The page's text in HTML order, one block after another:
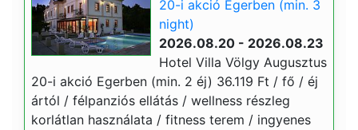
20-i akció Egerben (min. 3
night)
2026.08.20 - 2026.08.23
Hotel Villa Völgy Augusztus
20-i akció Egerben (min. 2 éj) 36.119 Ft / fő / éj
ártól / félpanziós ellátás / wellness részleg
korlátlan használata / fitness terem / ingyenes